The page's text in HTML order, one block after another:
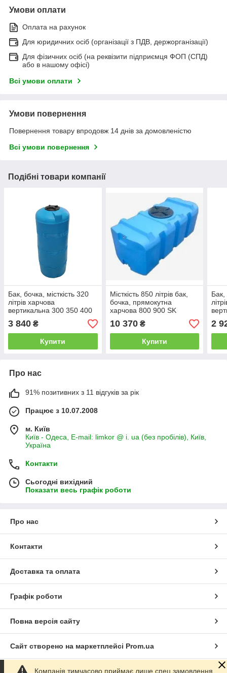
Умови оплати
Оплата на рахунок
Для юридичних осіб (організації з ПДВ, держорганізації)
Для фізичних осіб (на реквізити підприємця ФОП (СПД)
або в нашому офісі)
Всі умови оплати
Умови повернення
Повернення товару впродовж 14 днів за домовленістю
Всі умови повернення
Подібні товари компанії
Бак, бочка, місткість 320
літрів харчова
вертикальна 300 350 400
V
3 840 ₴
Купити
Місткість 850 літрів бак,
бочка, прямокутна
харчова 800 900 SK
10 370₴
Купити
Бак,
2
Про нас
91% позитивних з 11 відгуків за рік
Працює з 10.07.2008
м. Київ
Київ - Одеса, E-mail: limkor @ i. ua (без пробілів), Київ,
Україна
Контакти
Сьогодні вихідний
Показати весь графік роботи
Про нас
Контакти
Доставка та оплата
Графік роботи
Повна версія сайту
Сайт створено на маркетплейсі Prom.ua
Політика конфіденційності
Компанія тимчасово приймає лише спец замовлення.